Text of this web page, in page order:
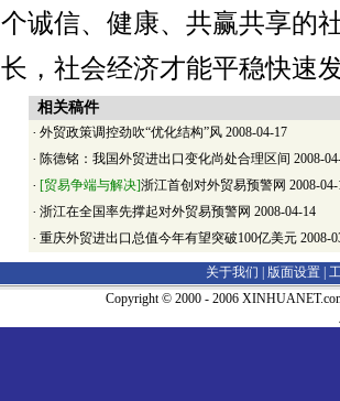
个诚信、健康、共赢共享的
长，社会经济才能平稳快速
相关稿件
· 外贸政策调控劲吹“优化结构”风 2008-04-17
· 陈德铭：我国外贸进出口变化尚处合理区间 2008-
· [贸易争端与解决]浙江首创对外贸易预警网 2008-04-
· 浙江在全国率先撑起对外贸易预警网 2008-04-14
· 重庆外贸进出口总值今年有望突破100亿美元 2008-
关于我们 | 版面设置
Copyright © 2000 - 2006